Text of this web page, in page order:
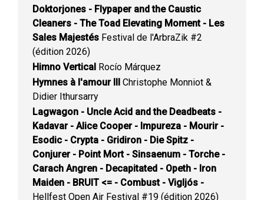
Doktorjones - Flypaper and the Caustic
Cleaners - The Toad Elevating Moment - Les
Sales Majestés Festival de l'ArbraZik #2
(édition 2026)
Himno Vertical Rocío Márquez
Hymnes à l'amour III Christophe Monniot &
Didier Ithursarry
Lagwagon - Uncle Acid and the Deadbeats -
Kadavar - Alice Cooper - Impureza - Mourir -
Esodic - Crypta - Gridiron - Die Spitz -
Conjurer - Point Mort - Sinsaenum - Torche -
Carach Angren - Decapitated - Opeth - Iron
Maiden - BRUIT <= - Combust - Vigljós -
Hellfest Open Air Festival #19 (édition 2026)